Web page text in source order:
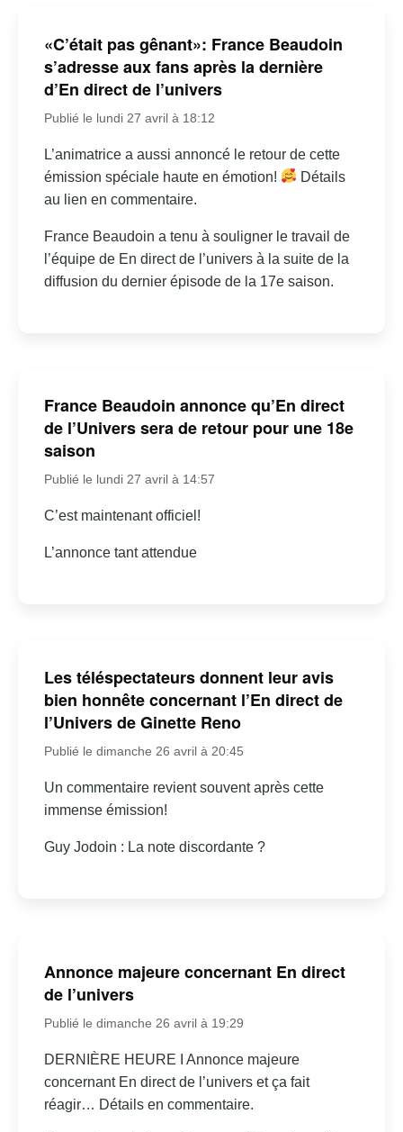
«C’était pas gênant»: France Beaudoin
s’adresse aux fans après la dernière
d’En direct de l’univers
Publié le lundi 27 avril à 18:12
L’animatrice a aussi annoncé le retour de cette
émission spéciale haute en émotion!
Détails
au lien en commentaire.
France Beaudoin a tenu à souligner le travail de
l’équipe de En direct de l’univers à la suite de la
diffusion du dernier épisode de la 17e saison.
France Beaudoin annonce qu’En direct
de l’Univers sera de retour pour une 18e
saison
Publié le lundi 27 avril à 14:57
C’est maintenant officiel!
L’annonce tant attendue
Les téléspectateurs donnent leur avis
bien honnête concernant l’En direct de
l’Univers de Ginette Reno
Publié le dimanche 26 avril à 20:45
Un commentaire revient souvent après cette
immense émission!
Guy Jodoin : La note discordante ?
Annonce majeure concernant En direct
de l’univers
Publié le dimanche 26 avril à 19:29
DERNIÈRE HEURE I Annonce majeure
concernant En direct de l’univers et ça fait
réagir… Détails en commentaire.